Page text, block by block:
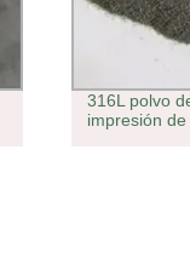
316L polvo
impresión